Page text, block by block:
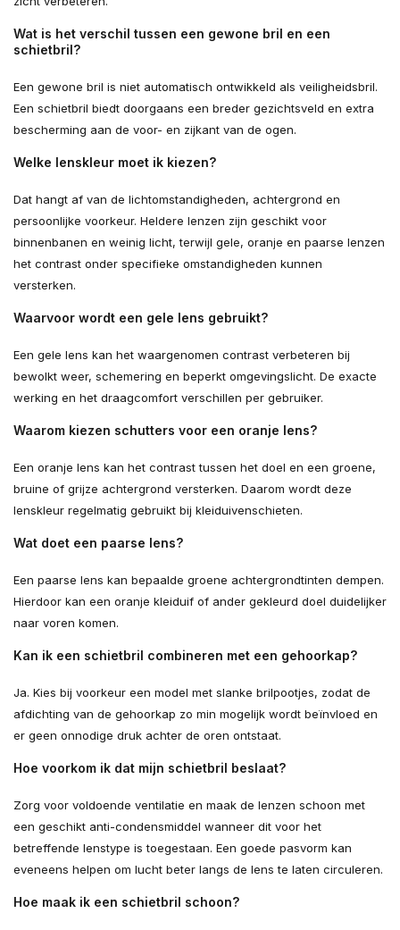
Wat is het verschil tussen een gewone bril en een
schietbril?
Een gewone bril is niet automatisch ontwikkeld als veiligheidsbril.
Een schietbril biedt doorgaans een breder gezichtsveld en extra
bescherming aan de voor- en zijkant van de ogen.
Welke lenskleur moet ik kiezen?
Dat hangt af van de lichtomstandigheden, achtergrond en
persoonlijke voorkeur. Heldere lenzen zijn geschikt voor
binnenbanen en weinig licht, terwijl gele, oranje en paarse lenzen
het contrast onder specifieke omstandigheden kunnen
versterken.
Waarvoor wordt een gele lens gebruikt?
Een gele lens kan het waargenomen contrast verbeteren bij
bewolkt weer, schemering en beperkt omgevingslicht. De exacte
werking en het draagcomfort verschillen per gebruiker.
Waarom kiezen schutters voor een oranje lens?
Een oranje lens kan het contrast tussen het doel en een groene,
bruine of grijze achtergrond versterken. Daarom wordt deze
lenskleur regelmatig gebruikt bij kleiduivenschieten.
Wat doet een paarse lens?
Een paarse lens kan bepaalde groene achtergrondtinten dempen.
Hierdoor kan een oranje kleiduif of ander gekleurd doel duidelijker
naar voren komen.
Kan ik een schietbril combineren met een gehoorkap?
Ja. Kies bij voorkeur een model met slanke brilpootjes, zodat de
afdichting van de gehoorkap zo min mogelijk wordt beïnvloed en
er geen onnodige druk achter de oren ontstaat.
Hoe voorkom ik dat mijn schietbril beslaat?
Zorg voor voldoende ventilatie en maak de lenzen schoon met
een geschikt anti-condensmiddel wanneer dit voor het
betreffende lenstype is toegestaan. Een goede pasvorm kan
eveneens helpen om lucht beter langs de lens te laten circuleren.
Hoe maak ik een schietbril schoon?